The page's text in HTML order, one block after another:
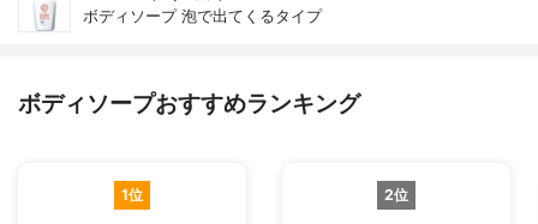
ボディソープ 泡で出てくるタイプ
ボディソープおすすめランキング
1位 2位